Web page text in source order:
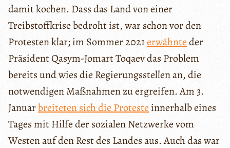
damit kochen. Dass das Land von einer
Treibstoffkrise bedroht ist, war schon vor den
Protesten klar; im Sommer 2021erwähnteder
Präsident Qasym-Jomart Toqaev das Problem
bereits und wies die Regierungsstellen an, die
notwendigen Maßnahmen zu ergreifen. Am 3.
Januarbreiteten sich die Proteste innerhalb eines
Tages mit Hilfe der sozialen Netzwerke vom
Westen auf den Rest des Landes aus. Auch das war